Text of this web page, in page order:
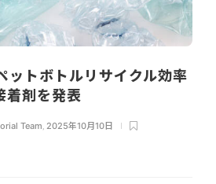
ットボトルリサイクル効率
着剤を発表
Team, 2025年10月10日